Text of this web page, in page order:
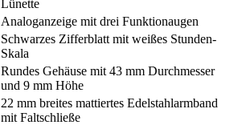
Lünette
Analoganzeige mit drei Funktionaugen
Schwarzes Zifferblatt mit weißes Stunden-
Skala
Rundes Gehäuse mit 43 mm Durchmesser
und 9 mm Höhe
22 mm breites mattiertes Edelstahlarmband
mit Faltschließe